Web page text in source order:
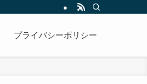
プライバシーポリシー